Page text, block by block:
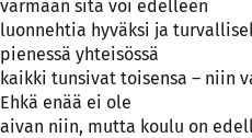
varmaan sitä voi edelleen
luonnehtia hyväksi ja
pienessä yhteisössä
kaikki tunsivat toisensa – niin
Ehkä enää ei ole
aivan niin, mutta koulu on